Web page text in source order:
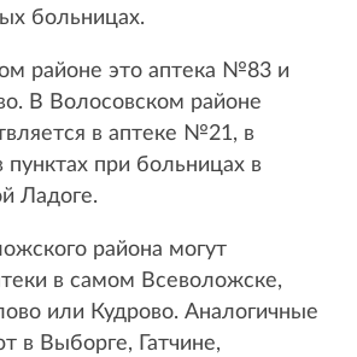
больницах.
районе это аптека №83 и
В Волосовском районе
в аптеке №21, в
при больницах в
Ладоге.
района могут
в самом Всеволожске,
или Кудрово. Аналогичные
в Выборге, Гатчине,